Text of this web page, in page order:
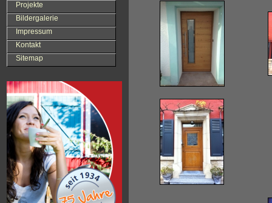
Projekte
Bildergalerie
Impressum
Kontakt
Sitemap